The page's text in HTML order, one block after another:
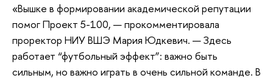
«Вышке в формировании академической репутации
помог Проект 5-100, — прокомментировала
проректор НИУ ВШЭ Мария Юдкевич. — Здесь
работает “футбольный эффект”: важно быть
сильным, но важно играть в очень сильной команде. В